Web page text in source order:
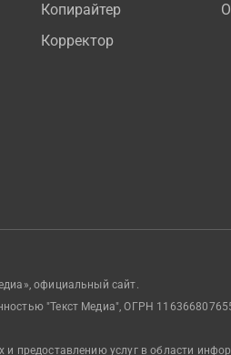
Копирайтер
Корректор
официальный сайт.
"Текст Медиа", ОГРН
и предоставлению услуг в области